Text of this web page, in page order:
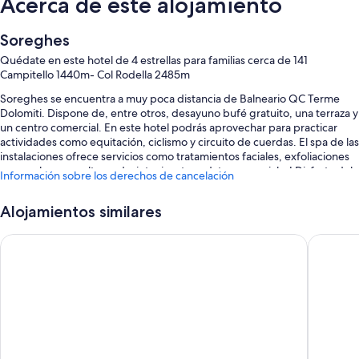
Soreghes
Quédate en este hotel de 4 estrellas para familias cerca de 141
Campitello 1440m- Col Rodella 2485m
Soreghes se encuentra a muy poca distancia de Balneario QC Terme
Dolomiti. Dispone de, entre otros, desayuno bufé gratuito, una terraza y
un centro comercial. En este hotel podrás aprovechar para practicar
actividades como equitación, ciclismo y circuito de cuerdas. El spa de las
instalaciones ofrece servicios como tratamientos faciales, exfoliaciones
corporales y envolturas desintoxicantes, ¡date un capricho! Disfruta del
velocidad de 25 Mbps o más. También encontrarás comodidades como
Información sobre los derechos de cancelación
Alojamientos similares
Aritz Hotel